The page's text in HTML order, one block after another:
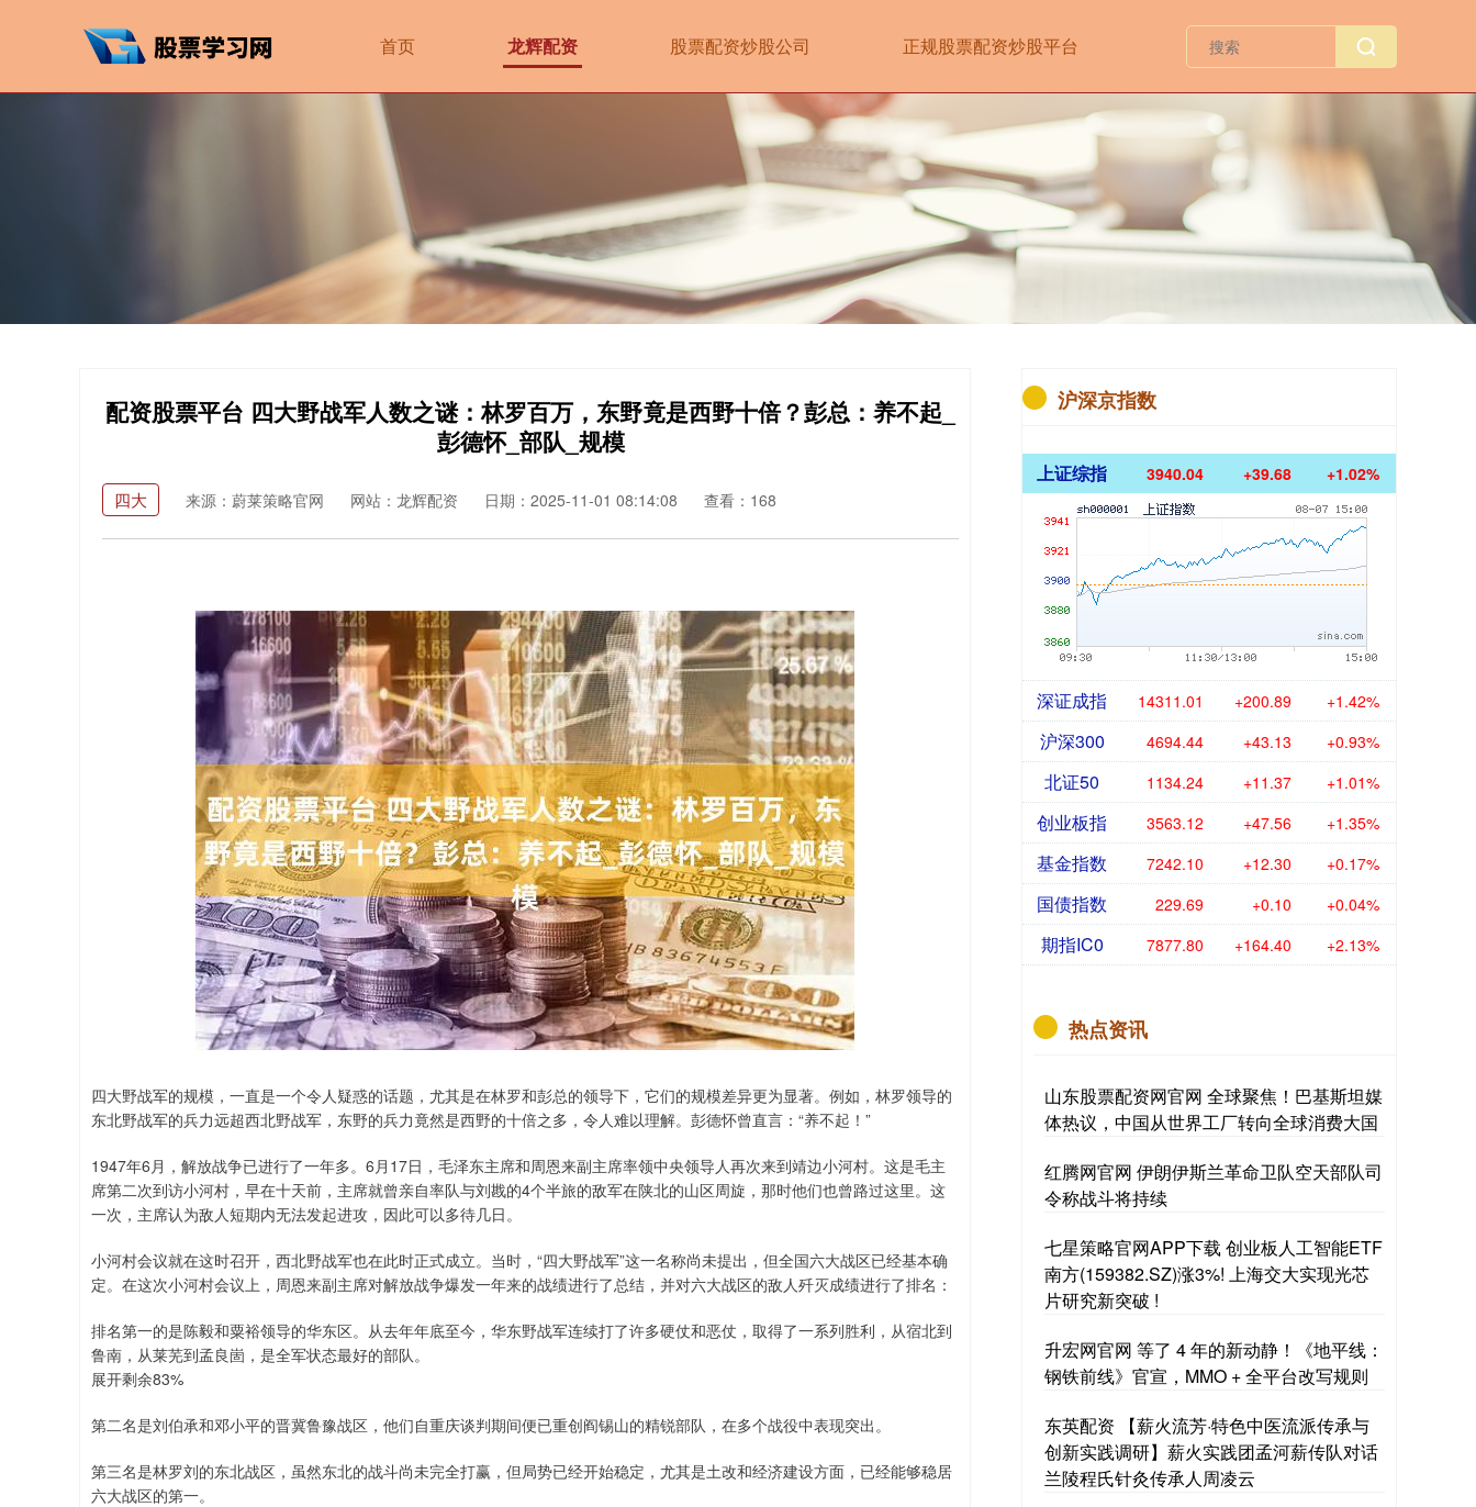
首页 龙辉配资 股票配资炒股公司 正规股票配资炒股平台
配资股票平台 四大野战军人数之谜：林罗百万，东野竟是西野十倍？彭总：养不起_
彭德怀_部队_规模
四大 来源：蔚莱策略官网 网站：龙辉配资 日期：2025-11-01 08:14:08 查看：168
四大野战军的规模，一直是一个令人疑惑的话题，尤其是在林罗和彭总的领导下，它们的规模差异更为显著。例如，林罗领导的
东北野战军的兵力远超西北野战军，东野的兵力竟然是西野的十倍之多，令人难以理解。彭德怀曾直言：“养不起！”
1947年6月，解放战争已进行了一年多。6月17日，毛泽东主席和周恩来副主席率领中央领导人再次来到靖边小河村。这是毛主
席第二次到访小河村，早在十天前，主席就曾亲自率队与刘戡的4个半旅的敌军在陕北的山区周旋，那时他们也曾路过这里。这
一次，主席认为敌人短期内无法发起进攻，因此可以多待几日。
小河村会议就在这时召开，西北野战军也在此时正式成立。当时，“四大野战军”这一名称尚未提出，但全国六大战区已经基本确
定。在这次小河村会议上，周恩来副主席对解放战争爆发一年来的战绩进行了总结，并对六大战区的敌人歼灭成绩进行了排名：
排名第一的是陈毅和粟裕领导的华东区。从去年年底至今，华东野战军连续打了许多硬仗和恶仗，取得了一系列胜利，从宿北到
鲁南，从莱芜到孟良崮，是全军状态最好的部队。
展开剩余83%
第二名是刘伯承和邓小平的晋冀鲁豫战区，他们自重庆谈判期间便已重创阎锡山的精锐部队，在多个战役中表现突出。
第三名是林罗刘的东北战区，虽然东北的战斗尚未完全打赢，但局势已经开始稳定，尤其是土改和经济建设方面，已经能够稳居
六大战区的第一。
沪深京指数
上证综指 3940.04 +39.68 +1.02%
深证成指 14311.01 +200.89 +1.42%
沪深300 4694.44 +43.13 +0.93%
北证50 1134.24 +11.37 +1.01%
创业板指 3563.12 +47.56 +1.35%
基金指数 7242.10 +12.30 +0.17%
国债指数 229.69 +0.10 +0.04%
期指IC0 7877.80 +164.40 +2.13%
热点资讯
山东股票配资网官网 全球聚焦！巴基斯坦媒
体热议，中国从世界工厂转向全球消费大国
红腾网官网 伊朗伊斯兰革命卫队空天部队司
令称战斗将持续
七星策略官网APP下载 创业板人工智能ETF
南方(159382.SZ)涨3%! 上海交大实现光芯
片研究新突破 !
升宏网官网 等了 4 年的新动静！《地平线：
钢铁前线》官宣，MMO + 全平台改写规则
东英配资 【薪火流芳·特色中医流派传承与
创新实践调研】薪火实践团孟河薪传队对话
兰陵程氏针灸传承人周凌云